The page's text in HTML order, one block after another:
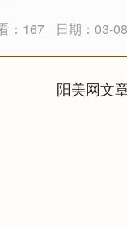
：167 日期：03-08
阳美网文